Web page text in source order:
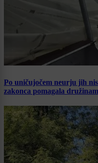
Po uničujočem neurju jih
zakonca pomagala